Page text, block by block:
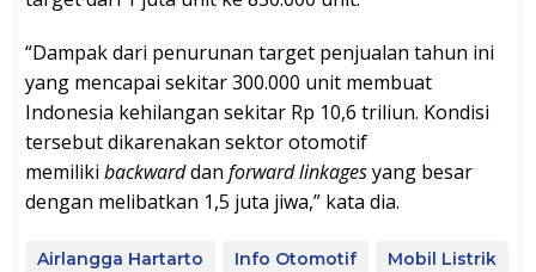
“Dampak dari penurunan target penjualan tahun ini
yang mencapai sekitar 300.000 unit membuat
Indonesia kehilangan sekitar Rp 10,6 triliun. Kondisi
tersebut dikarenakan sektor otomotif
memiliki backwarddan forward linkagesyang besar
dengan melibatkan 1,5 juta jiwa,” kata dia.
Airlangga Hartarto Info Otomotif
Mobil Listrik